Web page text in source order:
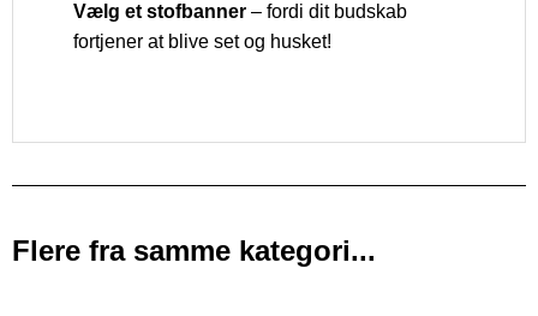
Vælg et stofbanner – fordi dit budskab
fortjener at blive set og husket!
Flere fra samme kategori...